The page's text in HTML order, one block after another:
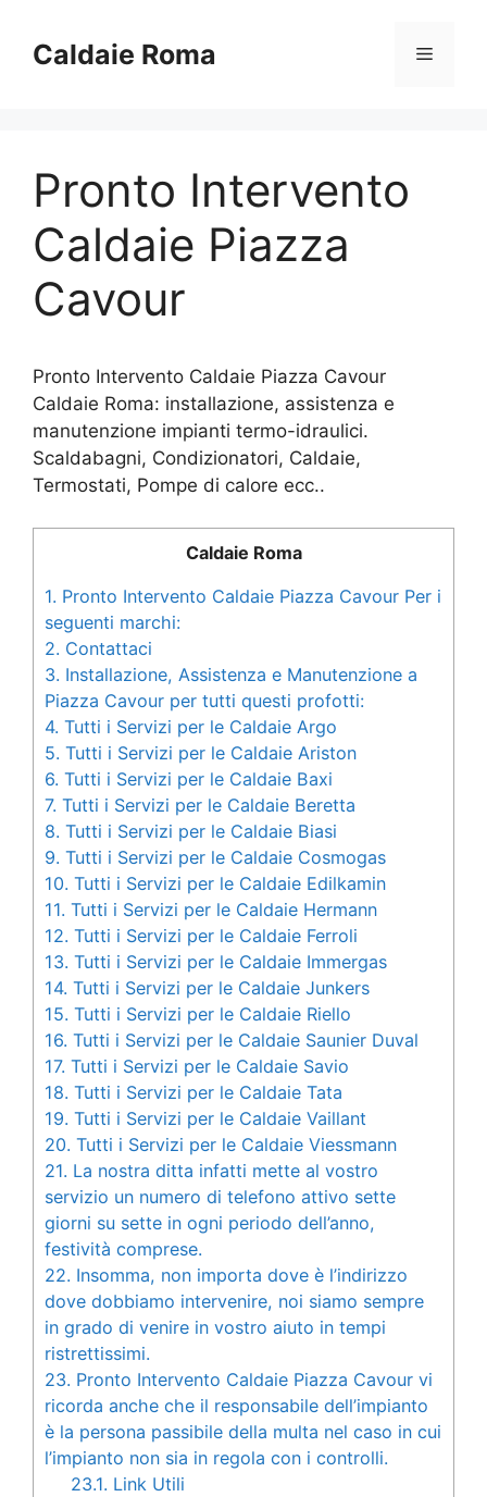
contenuto
Caldaie Roma Menu
Pronto Intervento
Caldaie Piazza
Cavour
Pronto Intervento Caldaie Piazza Cavour
Caldaie Roma: installazione, assistenza e
manutenzione impianti termo-idraulici.
Scaldabagni, Condizionatori, Caldaie,
Termostati, Pompe di calore ecc..
Caldaie Roma
1. Pronto Intervento Caldaie Piazza Cavour Per i
seguenti marchi:
2. Contattaci
3. Installazione, Assistenza e Manutenzione a
Piazza Cavour per tutti questi profotti:
4. Tutti i Servizi per le Caldaie Argo
5. Tutti i Servizi per le Caldaie Ariston
6. Tutti i Servizi per le Caldaie Baxi
7. Tutti i Servizi per le Caldaie Beretta
8. Tutti i Servizi per le Caldaie Biasi
9. Tutti i Servizi per le Caldaie Cosmogas
10. Tutti i Servizi per le Caldaie Edilkamin
11. Tutti i Servizi per le Caldaie Hermann
12. Tutti i Servizi per le Caldaie Ferroli
13. Tutti i Servizi per le Caldaie Immergas
14. Tutti i Servizi per le Caldaie Junkers
15. Tutti i Servizi per le Caldaie Riello
16. Tutti i Servizi per le Caldaie Saunier Duval
17. Tutti i Servizi per le Caldaie Savio
18. Tutti i Servizi per le Caldaie Tata
19. Tutti i Servizi per le Caldaie Vaillant
20. Tutti i Servizi per le Caldaie Viessmann
21. La nostra ditta infatti mette al vostro
servizio un numero di telefono attivo sette
giorni su sette in ogni periodo dell’anno,
festività comprese.
22. Insomma, non importa dove è l’indirizzo
dove dobbiamo intervenire, noi siamo sempre
in grado di venire in vostro aiuto in tempi
ristrettissimi.
23. Pronto Intervento Caldaie Piazza Cavour vi
ricorda anche che il responsabile dell’impianto
è la persona passibile della multa nel caso in cui
l’impianto non sia in regola con i controlli.
23.1. Link Utili